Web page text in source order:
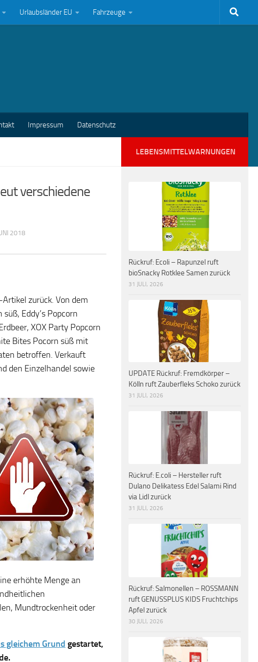
Urlaubsländer EU Fahrzeuge
Impressum Datenschutz
verschiedene
2018
zurück. Von dem
Eddy’s Popcorn
XOX Party Popcorn
Bites Pocorn süß mit
betroffen. Verkauft
den Einzelhandel sowie
erhöhte Menge an
Mundtrockenheit oder
gleichem Grund gestartet,
LEBENSMITTELWARNUNGEN
Rückruf: Ecoli – Rapunzel ruft
bioSnacky Rotklee Samen zurück
31 JULI, 2026
UPDATE Rückruf: Fremdkörper –
Kölln ruft Zauberfleks Schoko zurück
31 JULI, 2026
Rückruf: E.coli – Hersteller ruft
Dulano Delikatess Edel Salami Rind
via Lidl zurück
31 JULI, 2026
Rückruf: Salmonellen – ROSSMANN
ruft GENUSSPLUS KIDS Fruchtchips
Apfel zurück
30 JULI, 2026